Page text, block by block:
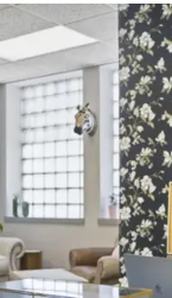
fête boutique à
de location
de marque. Que vous organisiez
planifiez une